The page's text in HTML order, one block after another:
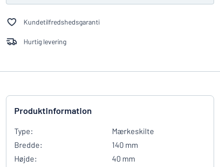
Kundetilfredshedsgaranti
Hurtig levering
Produktinformation
Type:
Mærkeskilte
Bredde:
140 mm
Højde:
40 mm